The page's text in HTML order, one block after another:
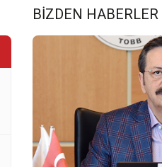
BIZDEN HABERLER